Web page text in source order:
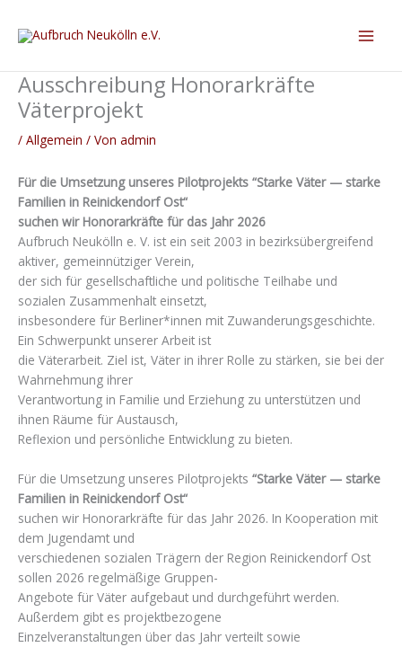
Ausschreibung Honorarkräfte
Väterprojekt
/ Allgemein / Von admin
Für die Umsetzung unseres Pilotprojekts “Starke Väter — starke
Familien in Reinickendorf Ost“
suchen wir Honorarkräfte für das Jahr 2026
Aufbruch Neukölln e. V. ist ein seit 2003 in bezirksübergreifend
aktiver, gemeinnütziger Verein,
der sich für gesellschaftliche und politische Teilhabe und
sozialen Zusammenhalt einsetzt,
insbesondere für Berliner*innen mit Zuwanderungsgeschichte.
Ein Schwerpunkt unserer Arbeit ist
die Väterarbeit. Ziel ist, Väter in ihrer Rolle zu stärken, sie bei der
Wahrnehmung ihrer
Verantwortung in Familie und Erziehung zu unterstützen und
ihnen Räume für Austausch,
Reflexion und persönliche Entwicklung zu bieten.
Für die Umsetzung unseres Pilotprojekts “Starke Väter — starke
Familien in Reinickendorf Ost“
suchen wir Honorarkräfte für das Jahr 2026. In Kooperation mit
dem Jugendamt und
verschiedenen sozialen Trägern der Region Reinickendorf Ost
sollen 2026 regelmäßige Gruppen-
Angebote für Väter aufgebaut und durchgeführt werden.
Außerdem gibt es projektbezogene
Einzelveranstaltungen über das Jahr verteilt sowie